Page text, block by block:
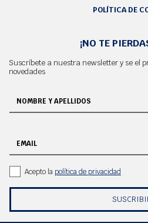
POLÍTICA DE
¡NO TE
Suscríbete a nuestra newsletter y se el
novedades
NOMBRE Y APELLIDOS
EMAIL
Acepto la política de privacidad